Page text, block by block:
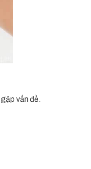
vấn đề.